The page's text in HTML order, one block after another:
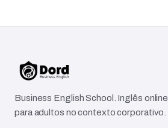
Business English School. Inglês online
para adultos no contexto corporativo.